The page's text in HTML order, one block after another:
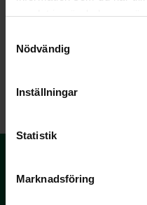
k
Nödvändig
Inställningar
Statistik
Marknadsföring
Lisäksi tulee muistaa
kevytlevitteellä sipaistua